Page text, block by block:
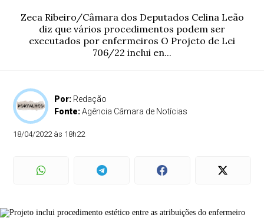
Zeca Ribeiro/Câmara dos Deputados Celina Leão
diz que vários procedimentos podem ser
executados por enfermeiros O Projeto de Lei
706/22 inclui en...
Por: Redação
Fonte:Agência Câmara de Notícias
18/04/2022 às 18h22